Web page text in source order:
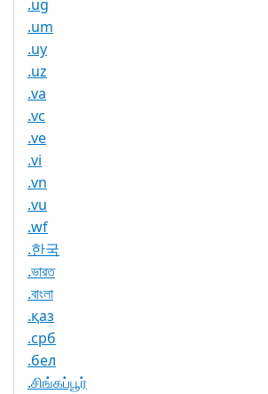
.ug
.um
.uy
.uz
.va
.vc
.ve
.vi
.vn
.vu
.wf
.한국
.ভারত
.বাংলা
.қаз
.срб
.бел
.சிங்கப்பூர்